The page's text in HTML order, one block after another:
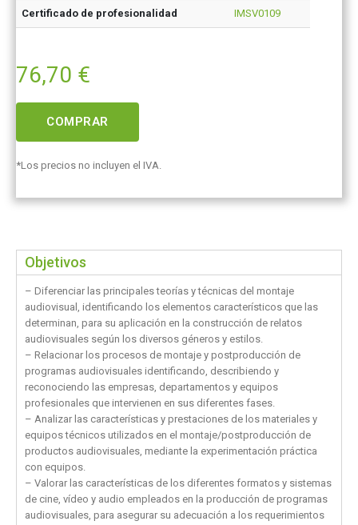
Certificado de profesionalidad IMSV0109
76,70 €
COMPRAR
*Los precios no incluyen el IVA.
Objetivos
– Diferenciar las principales teorías y técnicas del montaje
audiovisual, identificando los elementos característicos que las
determinan, para su aplicación en la construcción de relatos
audiovisuales según los diversos géneros y estilos.
– Relacionar los procesos de montaje y postproducción de
programas audiovisuales identificando, describiendo y
reconociendo las empresas, departamentos y equipos
profesionales que intervienen en sus diferentes fases.
– Analizar las características y prestaciones de los materiales y
equipos técnicos utilizados en el montaje/postproducción de
productos audiovisuales, mediante la experimentación práctica
con equipos.
– Valorar las características de los diferentes formatos y sistemas
de cine, vídeo y audio empleados en la producción de programas
audiovisuales, para asegurar su adecuación a los requerimientos